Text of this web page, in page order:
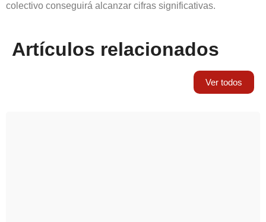
colectivo conseguirá alcanzar cifras significativas.
Artículos relacionados
Ver todos